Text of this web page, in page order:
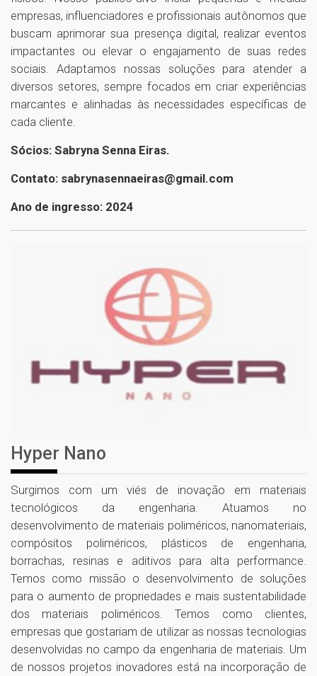
empresas, influenciadores e profissionais autônomos que
buscam aprimorar sua presença digital, realizar eventos
impactantes ou elevar o engajamento de suas redes
sociais. Adaptamos nossas soluções para atender a
diversos setores, sempre focados em criar experiências
marcantes e alinhadas às necessidades específicas de
cada cliente.
Sócios: Sabryna Senna Eiras.
Contato: sabrynasennaeiras@gmail.com
Ano de ingresso: 2024
Hyper Nano
Surgimos com um viés de inovação em materiais
tecnológicos da engenharia. Atuamos no
desenvolvimento de materiais poliméricos, nanomateriais,
compósitos poliméricos, plásticos de engenharia,
borrachas, resinas e aditivos para alta performance.
Temos como missão o desenvolvimento de soluções
para o aumento de propriedades e mais sustentabilidade
dos materiais poliméricos. Temos como clientes,
empresas que gostariam de utilizar as nossas tecnologias
desenvolvidas no campo da engenharia de materiais. Um
de nossos projetos inovadores está na incorporação de